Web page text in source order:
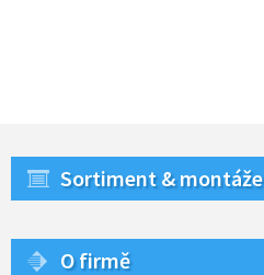
Sortiment & montáže
O firmě